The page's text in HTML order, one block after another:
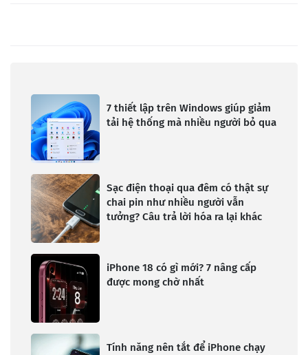
7 thiết lập trên Windows giúp giảm
tải hệ thống mà nhiều người bỏ qua
Sạc điện thoại qua đêm có thật sự
chai pin như nhiều người vẫn
tưởng? Câu trả lời hóa ra lại khác
iPhone 18 có gì mới? 7 nâng cấp
được mong chờ nhất
Tính năng nên tắt để iPhone chạy